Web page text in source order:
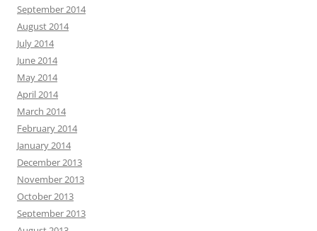
September 2014
August 2014
July 2014
June 2014
May 2014
April 2014
March 2014
February 2014
January 2014
December 2013
November 2013
October 2013
September 2013